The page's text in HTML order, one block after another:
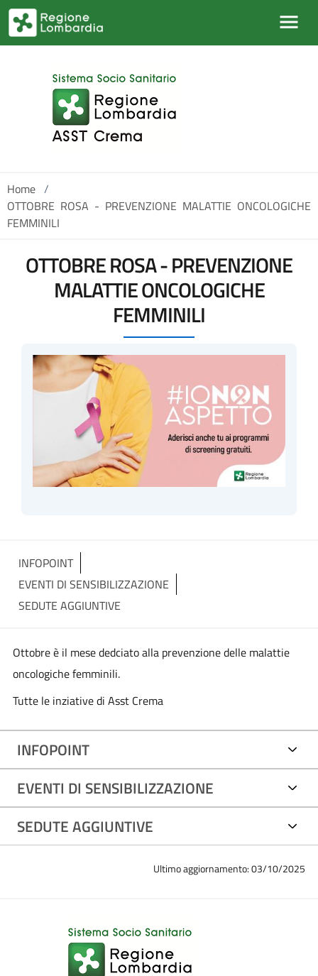
Salta al contenuto principale
Home /
OTTOBRE ROSA - PREVENZIONE MALATTIE ONCOLOGICHE
FEMMINILI
OTTOBRE ROSA - PREVENZIONE
MALATTIE ONCOLOGICHE
FEMMINILI
INFOPOINT
EVENTI DI SENSIBILIZZAZIONE
SEDUTE AGGIUNTIVE
Ottobre è il mese dedciato alla prevenzione delle malattie
oncologiche femminili.
Tutte le inziative di Asst Crema
INFOPOINT
EVENTI DI SENSIBILIZZAZIONE
SEDUTE AGGIUNTIVE
Ultimo aggiornamento: 03/10/2025